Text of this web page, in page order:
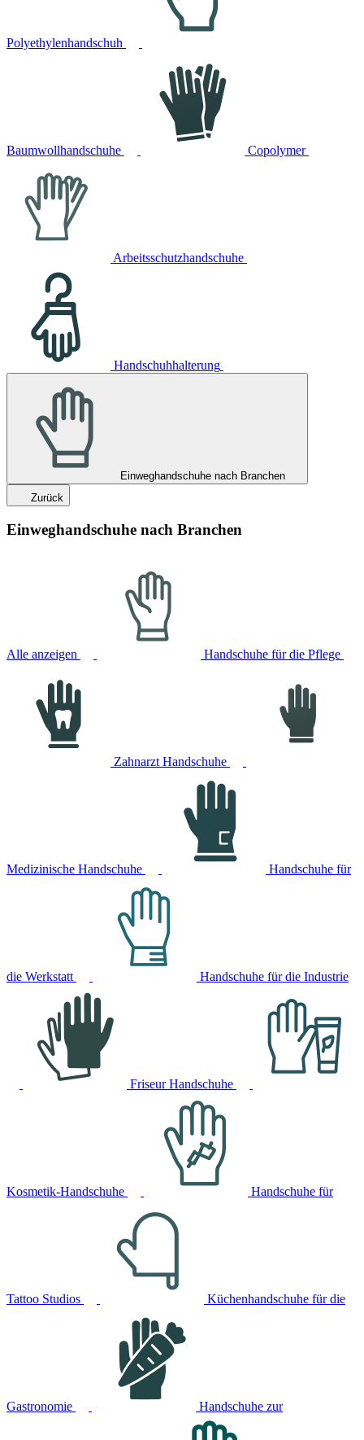
Polyethylenhandschuh
Baumwollhandschuhe Copolymer
Arbeitsschutzhandschuhe
Handschuhhalterung
Einweghandschuhe nach Branchen
Zurück
Einweghandschuhe nach Branchen
Alle anzeigen Handschuhe für die Pflege
Zahnarzt Handschuhe
Medizinische Handschuhe Handschuhe für
die Werkstatt Handschuhe für die Industrie
Friseur Handschuhe
Kosmetik-Handschuhe Handschuhe für
Tattoo Studios Küchenhandschuhe für die
Gastronomie Handschuhe zur